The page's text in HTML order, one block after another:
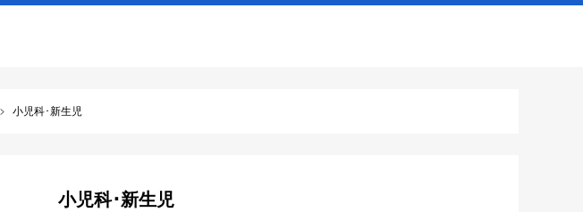
小児科･新生児
小児科･新生児